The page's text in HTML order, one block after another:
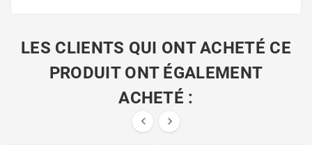
LES CLIENTS QUI ONT ACHETÉ CE
PRODUIT ONT ÉGALEMENT
ACHETÉ :
 